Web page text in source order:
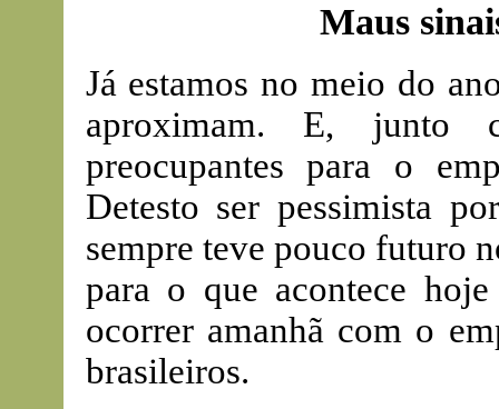
Maus
Já estamos no meio do
aproximam. E, junto
preocupantes para o
Detesto ser pessimista
sempre teve pouco futuro
para o que acontece
ocorrer amanhã com o
brasileiros.